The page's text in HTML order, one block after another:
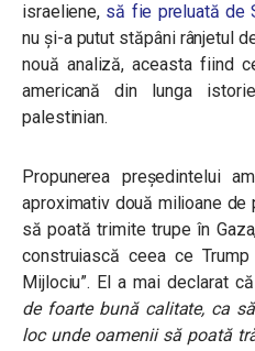
israeliene, să fie preluată de
nu și-a putut stăpâni rânjetul
nouă analiză, aceasta fiind
americană din lunga
palestinian.
Propunerea președintelui
aproximativ două milioane
să poată trimite trupe în
construiască ceea ce Trump
Mijlociu”. El a mai declarat
de foarte bună calitate, ca
loc unde oamenii să poată